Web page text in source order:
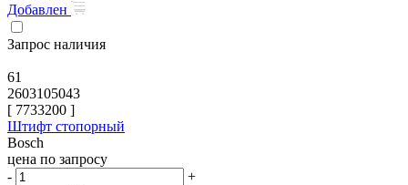
Добавлен
Запрос наличия
61
2603105043
[ 7733200 ]
Штифт стопорный
Bosch
цена по запросу
-
+